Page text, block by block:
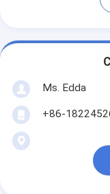
Ms. Edda
+86-